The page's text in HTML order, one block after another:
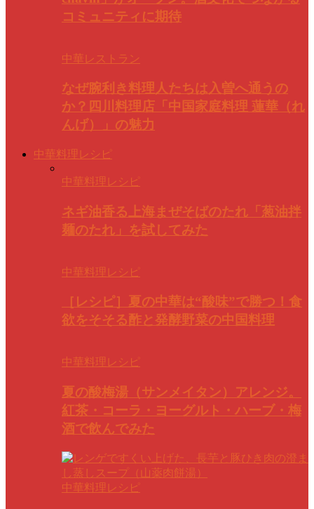
コミュニティに期待
中華レストラン
なぜ腕利き料理人たちは入曽へ通うの
か？四川料理店「中国家庭料理 蓮華（れ
んげ）」の魅力
中華料理レシピ
中華料理レシピ
ネギ油香る上海まぜそばのたれ「葱油拌
麺のたれ」を試してみた
中華料理レシピ
［レシピ］夏の中華は“酸味”で勝つ！食
欲をそそる酢と発酵野菜の中国料理
中華料理レシピ
夏の酸梅湯（サンメイタン）アレンジ。
紅茶・コーラ・ヨーグルト・ハーブ・梅
酒で飲んでみた
中華料理レシピ